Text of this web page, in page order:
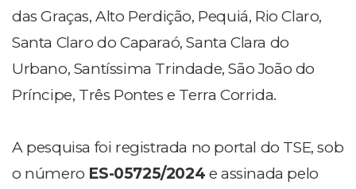
das Graças, Alto Perdição, Pequiá, Rio Claro,
Santa Claro do Caparaó, Santa Clara do
Urbano, Santíssima Trindade, São João do
Príncipe, Três Pontes e Terra Corrida.
A pesquisa foi registrada no portal do TSE, sob
o número ES-05725/2024 e assinada pelo